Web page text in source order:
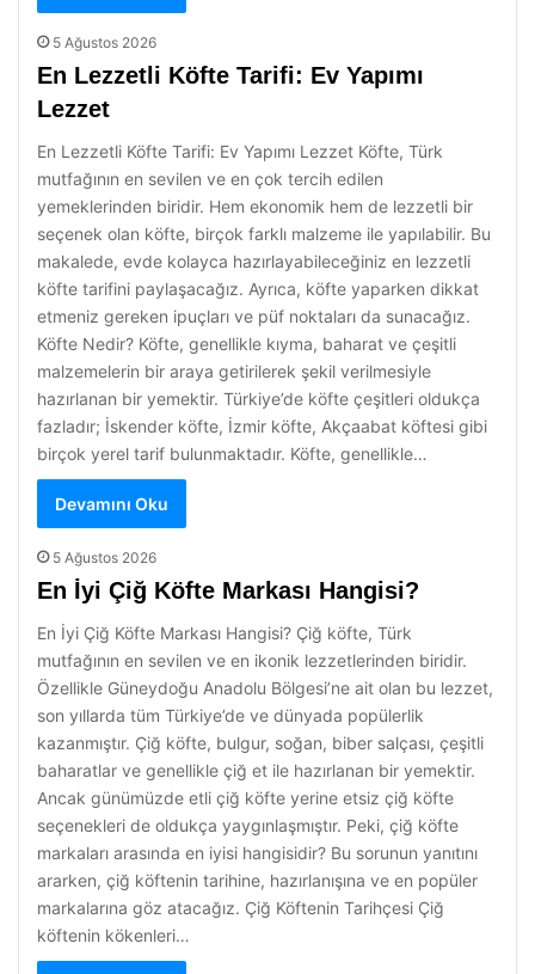
5 Ağustos 2026
En Lezzetli Köfte Tarifi: Ev Yapımı
Lezzet
En Lezzetli Köfte Tarifi: Ev Yapımı Lezzet Köfte, Türk
mutfağının en sevilen ve en çok tercih edilen
yemeklerinden biridir. Hem ekonomik hem de lezzetli bir
seçenek olan köfte, birçok farklı malzeme ile yapılabilir. Bu
makalede, evde kolayca hazırlayabileceğiniz en lezzetli
köfte tarifini paylaşacağız. Ayrıca, köfte yaparken dikkat
etmeniz gereken ipuçları ve püf noktaları da sunacağız.
Köfte Nedir? Köfte, genellikle kıyma, baharat ve çeşitli
malzemelerin bir araya getirilerek şekil verilmesiyle
hazırlanan bir yemektir. Türkiye’de köfte çeşitleri oldukça
fazladır; İskender köfte, İzmir köfte, Akçaabat köftesi gibi
birçok yerel tarif bulunmaktadır. Köfte, genellikle…
Devamını Oku
5 Ağustos 2026
En İyi Çiğ Köfte Markası Hangisi?
En İyi Çiğ Köfte Markası Hangisi? Çiğ köfte, Türk
mutfağının en sevilen ve en ikonik lezzetlerinden biridir.
Özellikle Güneydoğu Anadolu Bölgesi’ne ait olan bu lezzet,
son yıllarda tüm Türkiye’de ve dünyada popülerlik
kazanmıştır. Çiğ köfte, bulgur, soğan, biber salçası, çeşitli
baharatlar ve genellikle çiğ et ile hazırlanan bir yemektir.
Ancak günümüzde etli çiğ köfte yerine etsiz çiğ köfte
seçenekleri de oldukça yaygınlaşmıştır. Peki, çiğ köfte
markaları arasında en iyisi hangisidir? Bu sorunun yanıtını
ararken, çiğ köftenin tarihine, hazırlanışına ve en popüler
markalarına göz atacağız. Çiğ Köftenin Tarihçesi Çiğ
köftenin kökenleri…